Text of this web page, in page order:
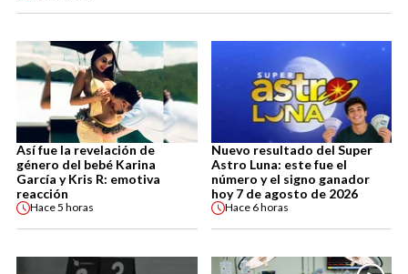
Así fue la revelación de
género del bebé Karina
García y Kris R: emotiva
reacción
Hace5 horas
Nuevo resultado del Super
Astro Luna: este fue el
número y el signo ganador
hoy 7 de agosto de 2026
Hace 6 horas